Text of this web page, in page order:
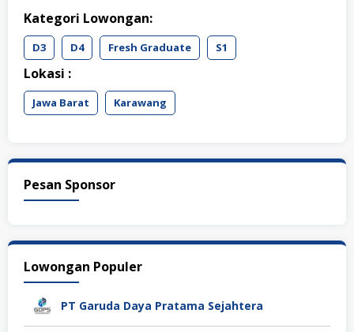
Kategori Lowongan:
D3 D4 Fresh Graduate S1
Lokasi :
Jawa Barat Karawang
Pesan Sponsor
Lowongan Populer
PT Garuda Daya Pratama Sejahtera